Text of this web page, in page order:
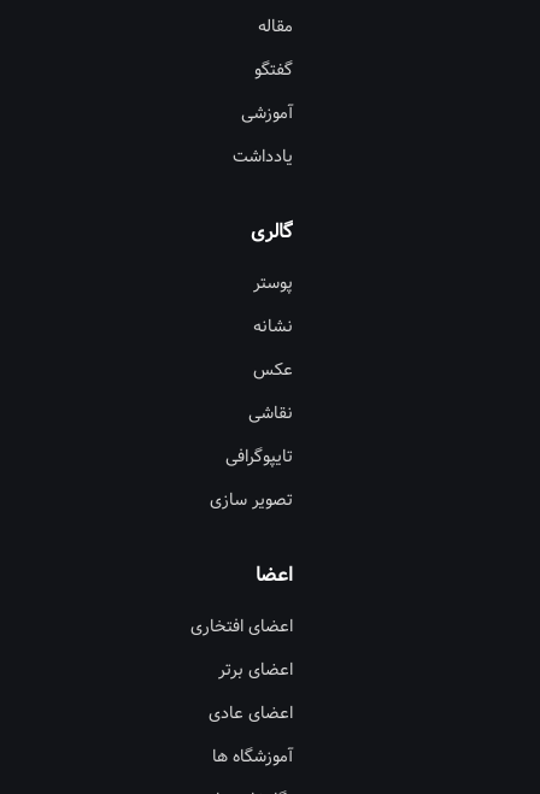
مقاله
گفتگو
آموزشی
یادداشت
گالری
پوستر
نشانه
عکس
نقاشی
تایپوگرافی
تصویر سازی
اعضا
اعضای افتخاری
اعضای برتر
اعضای عادی
آموزشگاه ها